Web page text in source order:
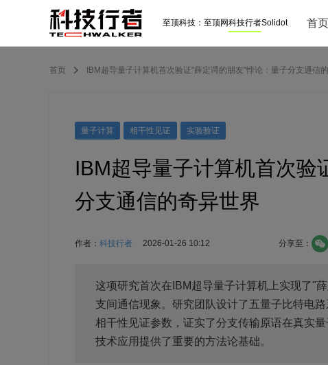
至顶科技： 至顶网科技行者Solidot 首页
首页 IBM超导量子计算机首次验证"薛定谔的朋友"悖论：量子分支通信
量子计算 相干性见证 实验验证
IBM超导量子计算机首次验
分支通信的奇异世界
作者： 科技行者 2026-01-26 10:12 分享至：
这项研究首次在IBM超导量子计算机上实现了"
支间通信现象。研究团队设计了五量子比特电
相干性见证参数，证实了分支传输原语在真实
技术应用提供了重要的方法论基础。